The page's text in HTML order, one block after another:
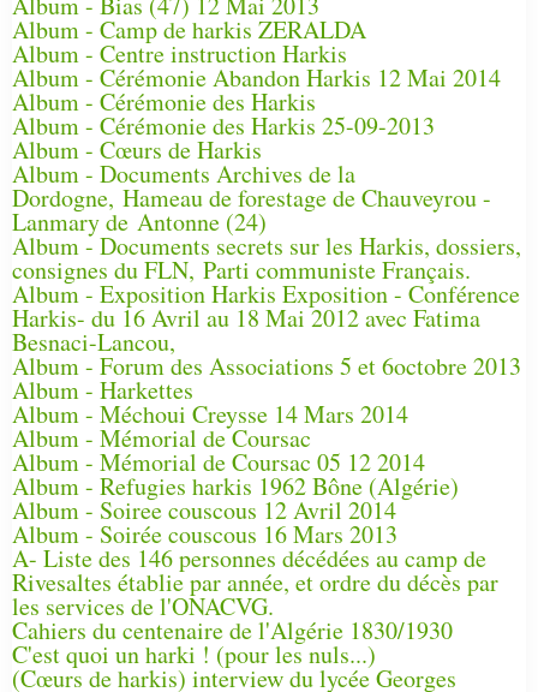
Album - Camp de harkis ZERALDA
Album - Centre instruction Harkis
Album - Cérémonie Abandon Harkis 12 Mai 2014
Album - Cérémonie des Harkis
Album - Cérémonie des Harkis 25-09-2013
Album - Cœurs de Harkis
Album - Documents Archives de la
Dordogne, Hameau de forestage de Chauveyrou -
Lanmary de Antonne (24)
Album - Documents secrets sur les Harkis, dossiers,
consignes du FLN, Parti communiste Français.
Album - Exposition Harkis Exposition - Conférence
Harkis- du 16 Avril au 18 Mai 2012 avec Fatima
Besnaci-Lancou,
Album - Forum des Associations 5 et 6octobre 2013
Album - Harkettes
Album - Méchoui Creysse 14 Mars 2014
Album - Mémorial de Coursac
Album - Mémorial de Coursac 05 12 2014
Album - Refugies harkis 1962 Bône (Algérie)
Album - Soiree couscous 12 Avril 2014
Album - Soirée couscous 16 Mars 2013
A- Liste des 146 personnes décédées au camp de
Rivesaltes établie par année, et ordre du décès par
les services de l'ONACVG.
Cahiers du centenaire de l'Algérie 1830/1930
C'est quoi un harki ! (pour les nuls...)
(Cœurs de harkis) interview du lycée Georges